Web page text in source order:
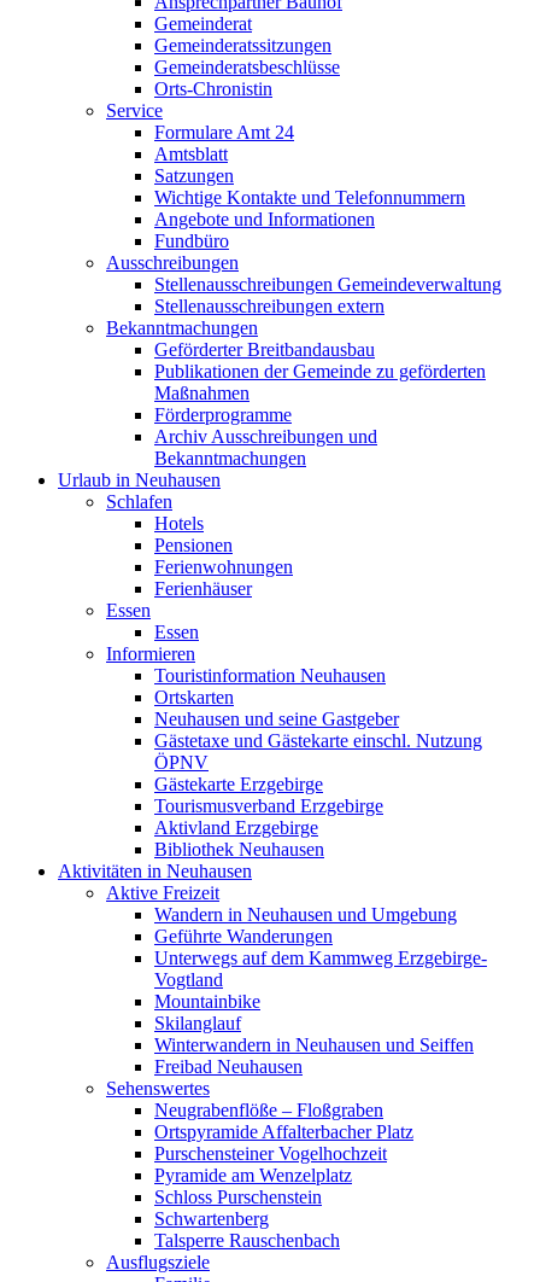
Gemeinderat
Gemeinderatssitzungen
Gemeinderatsbeschlüsse
Orts-Chronistin
Service
Formulare Amt 24
Amtsblatt
Satzungen
Wichtige Kontakte und Telefonnummern
Angebote und Informationen
Fundbüro
Ausschreibungen
Stellenausschreibungen Gemeindeverwaltung
Stellenausschreibungen extern
Bekanntmachungen
Geförderter Breitbandausbau
Publikationen der Gemeinde zu geförderten
Maßnahmen
Förderprogramme
Archiv Ausschreibungen und
Bekanntmachungen
Urlaub in Neuhausen
Schlafen
Hotels
Pensionen
Ferienwohnungen
Ferienhäuser
Essen
Essen
Informieren
Touristinformation Neuhausen
Ortskarten
Neuhausen und seine Gastgeber
Gästetaxe und Gästekarte einschl. Nutzung
ÖPNV
Gästekarte Erzgebirge
Tourismusverband Erzgebirge
Aktivland Erzgebirge
Bibliothek Neuhausen
Aktivitäten in Neuhausen
Aktive Freizeit
Wandern in Neuhausen und Umgebung
Geführte Wanderungen
Unterwegs auf dem Kammweg Erzgebirge-
Vogtland
Mountainbike
Skilanglauf
Winterwandern in Neuhausen und Seiffen
Freibad Neuhausen
Sehenswertes
Neugrabenflöße – Floßgraben
Ortspyramide Affalterbacher Platz
Purschensteiner Vogelhochzeit
Pyramide am Wenzelplatz
Schloss Purschenstein
Schwartenberg
Talsperre Rauschenbach
Ausflugsziele